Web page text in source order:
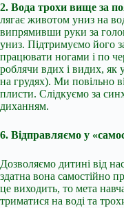
2. Вода трохи вище за
лягає животом униз на
випрямивши руки за
униз. Підтримуємо його
працювати ногами і по
роблячи вдих і видих, як
на грудях). Ми повільно
плисти. Слідкуємо за
диханням.
6. Відправляємо у
Дозволяємо дитині від
здатна вона самостійно
це виходить, то мета
триматися на воді та